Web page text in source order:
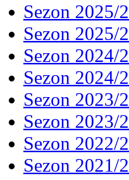
Sezon 2025/
Sezon 2025/
Sezon 2024/
Sezon 2024/
Sezon 2023/
Sezon 2023/
Sezon 2022/
Sezon 2021/